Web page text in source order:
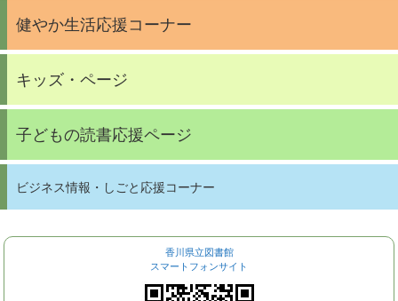
健やか生活応援コーナー
キッズ・ページ
子どもの読書応援ページ
ビジネス情報・しごと応援コーナー
香川県立図書館
スマートフォンサイト